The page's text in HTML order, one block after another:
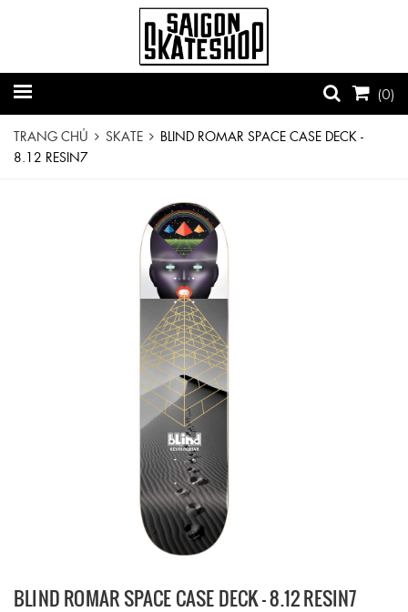
(0)
TRANG CHỦ SKATE
BLIND ROMAR SPACE CASE DECK -
8.12 RESIN7
BLIND ROMAR SPACE CASE DECK - 8.12 RESIN7